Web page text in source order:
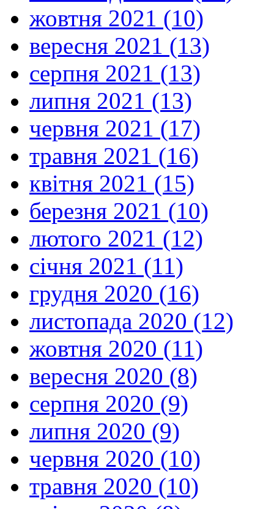
жовтня 2021 (10)
вересня 2021 (13)
серпня 2021 (13)
липня 2021 (13)
червня 2021 (17)
травня 2021 (16)
квітня 2021 (15)
березня 2021 (10)
лютого 2021 (12)
січня 2021 (11)
грудня 2020 (16)
листопада 2020 (12)
жовтня 2020 (11)
вересня 2020 (8)
серпня 2020 (9)
липня 2020 (9)
червня 2020 (10)
травня 2020 (10)